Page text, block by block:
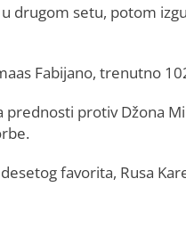
drugom setu, potom
Fabijano, trenutno
protiv Džona
favorita, Rusa